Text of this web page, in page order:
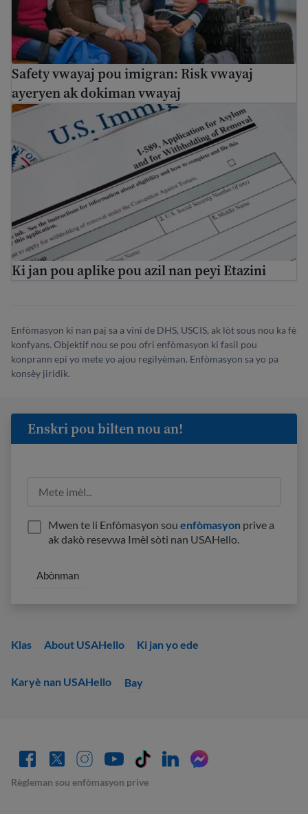
Safety vwayaj pou imigran: Risk vwayaj
ayeryen ak dokiman vwayaj
Ki jan pou aplike pou azil nan peyi Etazini
Ki jan pou aplike pou azil nan peyi Etazini
Enfòmasyon ki nan paj sa a vini de DHS, USCIS, ak lòt sous nou ka fè
konfyans. Objektif nou se pou ofri enfòmasyon ki fasil pou
konprann epi yo mete yo ajou regilyèman. Enfòmasyon sa yo pa
konsèy jiridik.
Klas About USAHello Ki jan yo ede
Karyè nan USAHello Bay
Enskri pou bilten nou an!
Mwen te li Enfòmasyon sou enfòmasyon prive a
ak dakò resevwa Imèl sòti nan USAHello.
Règleman sou enfòmasyon prive